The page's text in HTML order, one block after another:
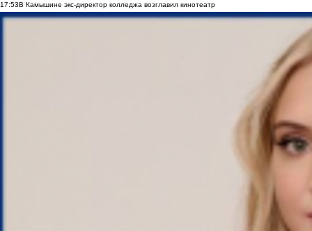
17:53В Камышине экс-директор колледжа возглавил кинотеатр